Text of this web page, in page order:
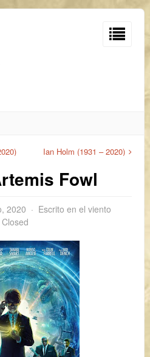
Ian Holm (1931 – 2020)
Fowl
2020
Escrito en el viento